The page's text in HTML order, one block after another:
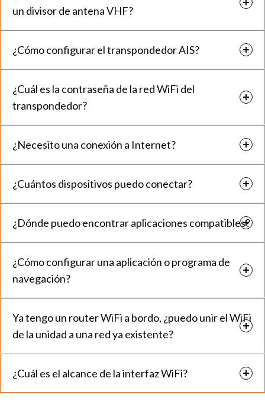
un divisor de antena VHF?
¿Cómo configurar el transpondedor AIS?
¿Cuál es la contraseña de la red WiFi del
transpondedor?
¿Necesito una conexión a Internet?
¿Cuántos dispositivos puedo conectar?
¿Dónde puedo encontrar aplicaciones compatibles?
¿Cómo configurar una aplicación o programa de
navegación?
Ya tengo un router WiFi a bordo, ¿puedo unir el WiFi
de la unidad a una red ya existente?
¿Cuál es el alcance de la interfaz WiFi?